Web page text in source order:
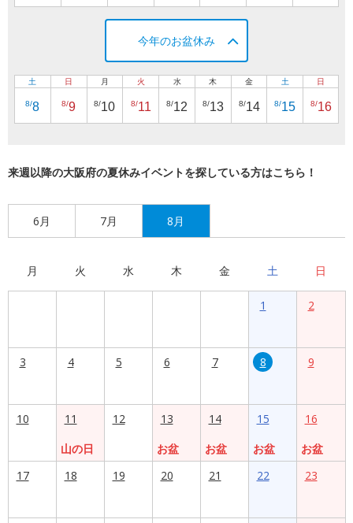
今年のお盆休み
土
8/8
日
8/9
月
8/10
火
8/11
水
8/12
木
8/13
金
8/14
土
8/15
日
8/16
来週以降の大阪府の夏休みイベントを探している方はこちら！
6月 7月 8月
月 火 水 木 金 土 日
1 2
3 4 5 6 7 8 9
10
11
山の日
12
13
お盆
14
お盆
15
お盆
16
お盆
17
18 19 20 21 22 23